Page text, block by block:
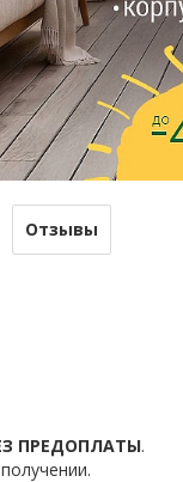
Отзывы
ПРЕДОПЛАТЫ.